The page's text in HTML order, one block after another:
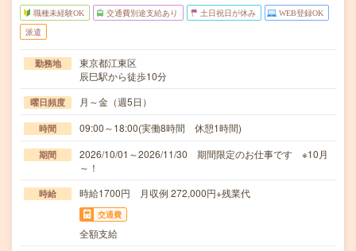
職種未経験OK 交通費別途支給あり 土日祝日が休み WEB登録OK
派遣
勤務地
東京都江東区
辰巳駅から徒歩10分
曜日頻度 月～金（週5日）
時間 09:00～18:00(実働8時間 休憩1時間)
期間
2026/10/01～2026/11/30 期間限定のお仕事です ※10月
～！
時給 時給1700円 月収例 272,000円+残業代
交通費
全額支給